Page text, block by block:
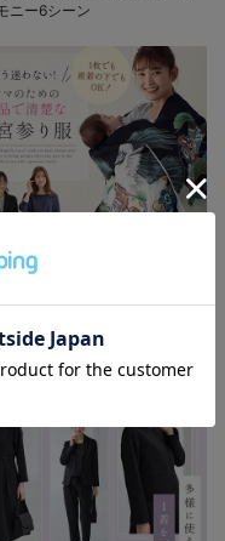
ニー6シーン
お宮参り服
する